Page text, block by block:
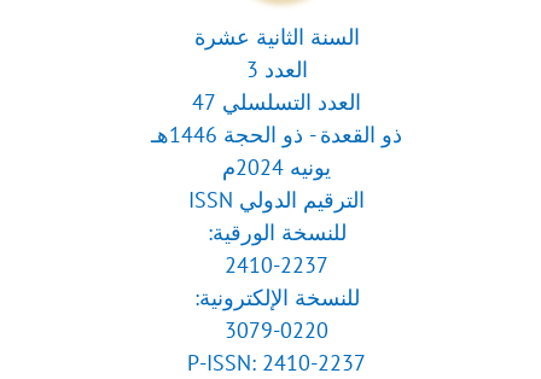
السنة الثانية عشرة
العدد 3
العدد التسلسلي 47
ذو القعدة - ذو الحجة 1446هـ
يونيه 2024م
الترقيم الدولي ISSN
للنسخة الورقية:
2410-2237
للنسخة الإلكترونية:
3079-0220
P-ISSN: 2410-2237